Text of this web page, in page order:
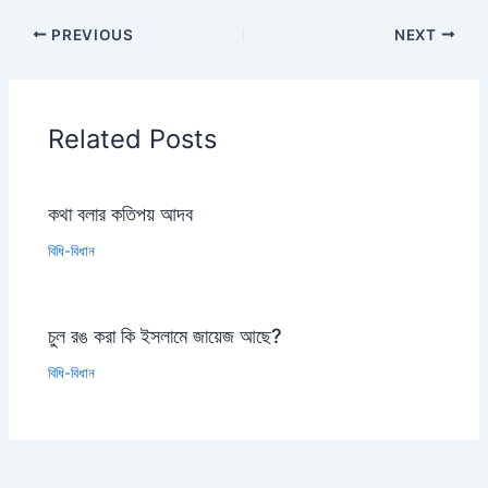
PREVIOUS NEXT
Related Posts
কথা বলার কতিপয় আদব
বিধি-বিধান
চুল রঙ করা কি ইসলামে জায়েজ আছে?
বিধি-বিধান